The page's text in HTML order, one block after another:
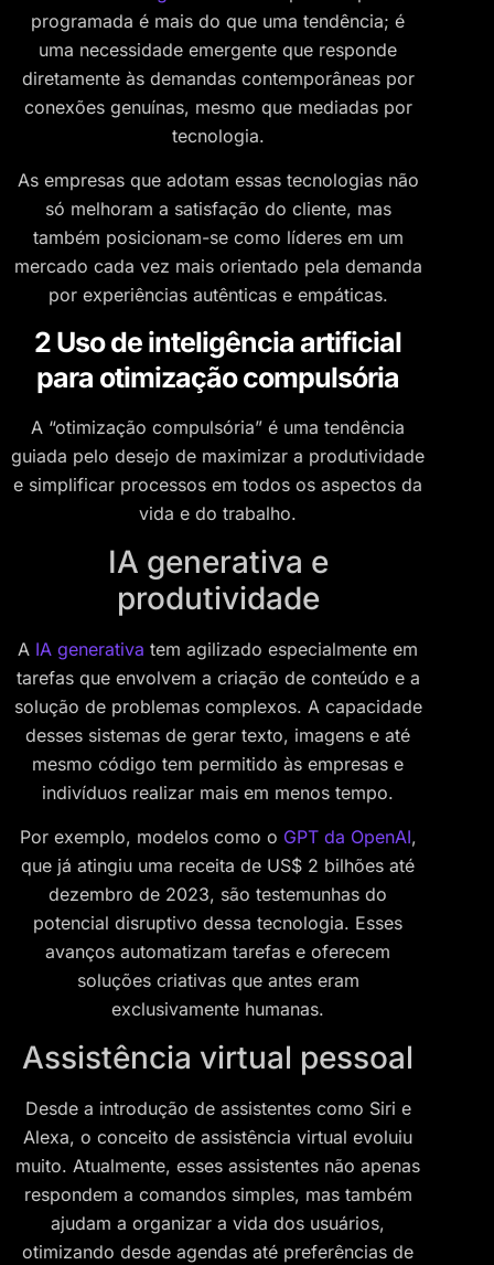
programada é mais do que uma tendência; é
uma necessidade emergente que responde
diretamente às demandas contemporâneas por
conexões genuínas, mesmo que mediadas por
tecnologia.
As empresas que adotam essas tecnologias não
só melhoram a satisfação do cliente, mas
também posicionam-se como líderes em um
mercado cada vez mais orientado pela demanda
por experiências autênticas e empáticas.
2 Uso de inteligência artificial
para otimização compulsória
A “otimização compulsória” é uma tendência
guiada pelo desejo de maximizar a produtividade
e simplificar processos em todos os aspectos da
vida e do trabalho.
IA generativa e
produtividade
A IA generativa tem agilizado especialmente em
tarefas que envolvem a criação de conteúdo e a
solução de problemas complexos. A capacidade
desses sistemas de gerar texto, imagens e até
mesmo código tem permitido às empresas e
indivíduos realizar mais em menos tempo.
Por exemplo, modelos como o GPT da OpenAI,
que já atingiu uma receita de US$ 2 bilhões até
dezembro de 2023, são testemunhas do
potencial disruptivo dessa tecnologia. Esses
avanços automatizam tarefas e oferecem
soluções criativas que antes eram
exclusivamente humanas.
Assistência virtual pessoal
Desde a introdução de assistentes como Siri e
Alexa, o conceito de assistência virtual evoluiu
muito. Atualmente, esses assistentes não apenas
respondem a comandos simples, mas também
ajudam a organizar a vida dos usuários,
otimizando desde agendas até preferências de